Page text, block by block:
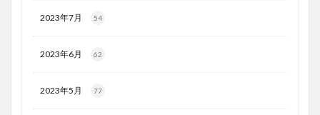
2023年7月 54
2023年6月 62
2023年5月 77